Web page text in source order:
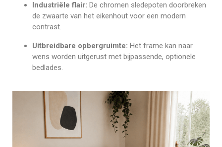
Industriële flair: De chromen sledepoten doorbreken
de zwaarte van het eikenhout voor een modern
contrast.
Uitbreidbare opbergruimte: Het frame kan naar
wens worden uitgerust met bijpassende, optionele
bedlades.